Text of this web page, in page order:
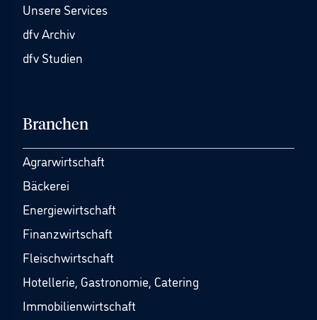
Unsere Services
dfv Archiv
dfv Studien
Branchen
Agrarwirtschaft
Bäckerei
Energiewirtschaft
Finanzwirtschaft
Fleischwirtschaft
Hotellerie, Gastronomie, Catering
Immobilienwirtschaft